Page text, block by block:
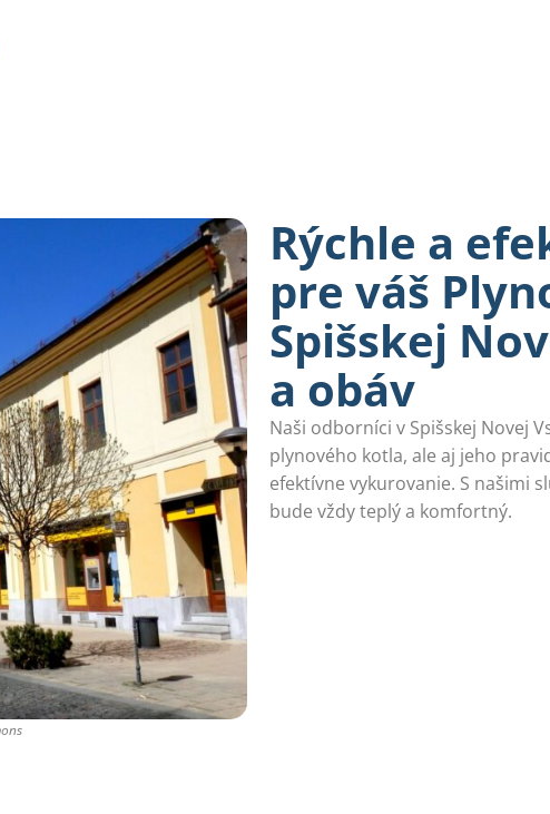
Rýchle a
pre váš
Spišskej
a obáv
Naši odborníci v Spišskej Novej
plynového kotla, ale aj jeho
efektívne vykurovanie. S našimi
bude vždy teplý a komfortný.